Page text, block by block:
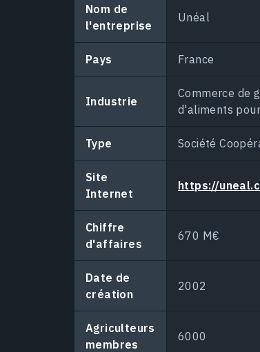
Nom de
l'entreprise
Unéal
Pays France
Industrie
Commerce de
d'aliments
Type Société
Site
Internet
https://
Chiffre
d'affaires
670 M€
Date de
création
2002
Agriculteurs
membres
6000